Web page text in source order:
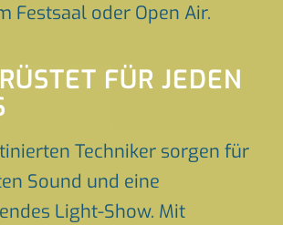
Festsaal oder Open Air.
FÜR JEDEN
Techniker sorgen für
Sound und eine
Light-Show. Mit